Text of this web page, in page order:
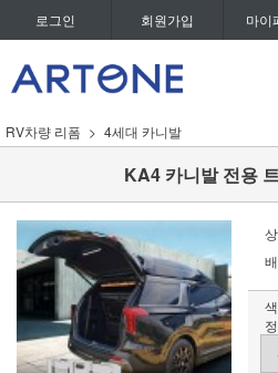
로그인 회원가입 마이
RV차량 리폼 4세대 카니발
KA4 카니발 전용